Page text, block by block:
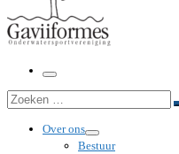
Menu
Zoeken
Over ons
Bestuur